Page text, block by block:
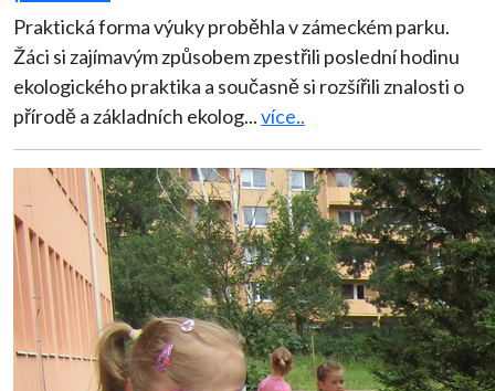
Praktická forma výuky proběhla v zámeckém parku.
Žáci si zajímavým způsobem zpestřili poslední hodinu
ekologického praktika a současně si rozšířili znalosti o
přírodě a základních ekolog...více..